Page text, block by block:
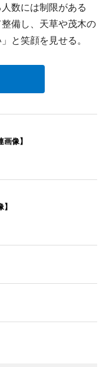
数には制限がある
備し、天草や茂木の
と笑顔を見せる。
像】